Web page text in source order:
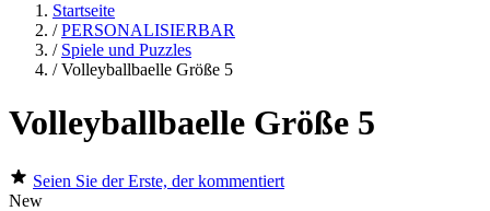
Startseite
/ PERSONALISIERBAR
/ Spiele und Puzzles
/ Volleyballbaelle Größe 5
Volleyballbaelle Größe 5
Seien Sie der Erste, der kommentiert
New